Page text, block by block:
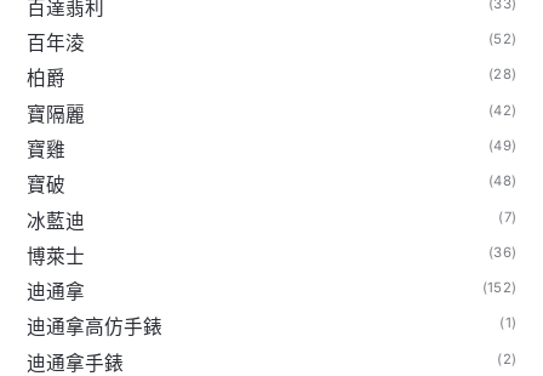
百達翡利
百年淩 (52)
柏爵 (28)
寶隔麗 (42)
寶雞 (49)
寶破 (48)
冰藍迪 (7)
博萊士 (36)
迪通拿 (152)
迪通拿高仿手錶 (1)
迪通拿手錶 (2)